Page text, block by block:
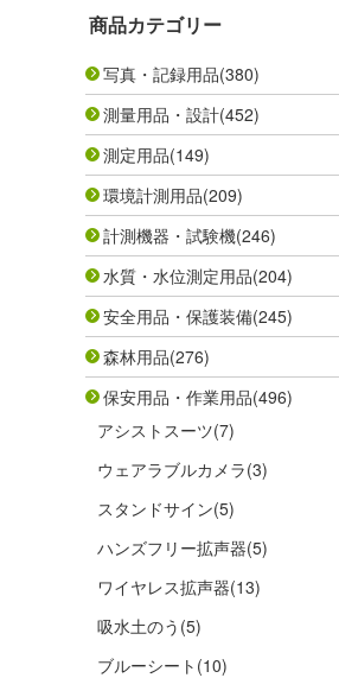
商品カテゴリー
写真・記録用品(380)
測量用品・設計(452)
測定用品(149)
環境計測用品(209)
計測機器・試験機(246)
水質・水位測定用品(204)
安全用品・保護装備(245)
森林用品(276)
保安用品・作業用品(496)
アシストスーツ(7)
ウェアラブルカメラ(3)
スタンドサイン(5)
ハンズフリー拡声器(5)
ワイヤレス拡声器(13)
吸水土のう (5)
ブルーシート (10)